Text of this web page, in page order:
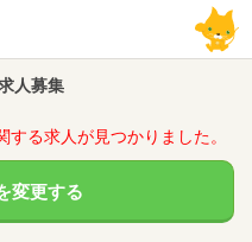
人募集
る求人が見つかりました。
変更する